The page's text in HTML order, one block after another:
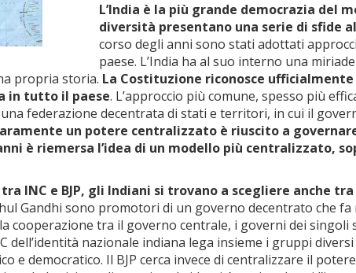
L’India è la più grande democrazia del
diversità presentano una serie di sfide
corso degli anni sono stati adottati
paese. L’India ha al suo interno una
propria storia. La Costituzione riconosce
in tutto il paese. L’approccio più comune, spesso più
federazione decentrata di stati e territori, in cui il
un potere centralizzato è riuscito a
è riemersa l’idea di un modello più centralizzato,
INC e BJP, gli Indiani si trovano a scegliere anche
Gandhi sono promotori di un governo decentrato che
cooperazione tra il governo centrale, i governi dei singoli
dell’identità nazionale indiana lega insieme i gruppi
e democratico. Il BJP cerca invece di centralizzare il